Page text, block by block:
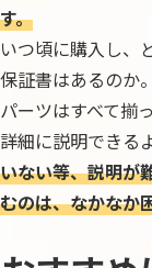
す。
いつ頃に購入し、
保証書はあるのか。
パーツはすべて揃
詳細に説明できる
いない等、説明が
むのは、なかなか